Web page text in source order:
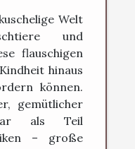
Welt
und
flauschigen
hinaus
können.
gemütlicher
als Teil
– große